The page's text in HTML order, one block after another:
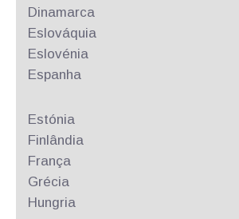
Dinamarca
Eslováquia
Eslovénia
Espanha
Estónia
Finlândia
França
Grécia
Hungria